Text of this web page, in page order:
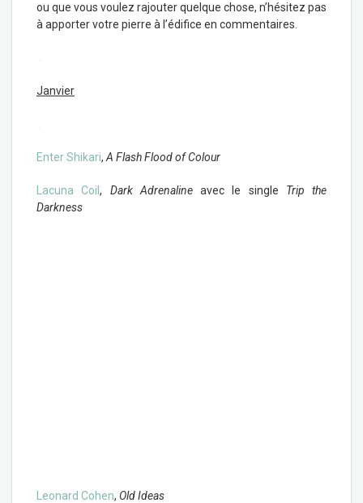
ou que vous voulez rajouter quelque chose, n’hésitez pas
à apporter votre pierre à l’édifice en commentaires.
Janvier
Enter Shikari, A Flash Flood of Colour
Lacuna Coil, Dark Adrenaline avec le single Trip the
Darkness
Leonard Cohen, Old Ideas